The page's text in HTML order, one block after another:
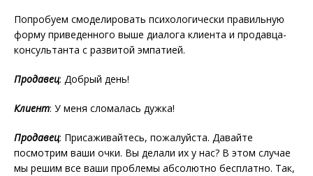
Попробуем смоделировать психологически правильную
форму приведенного выше диалога клиента и продавца-
консультанта с развитой эмпатией.
Продавец: Добрый день!
Клиент: У меня сломалась дужка!
Продавец: Присаживайтесь, пожалуйста. Давайте
посмотрим ваши очки. Вы делали их у нас? В этом случае
мы решим все ваши проблемы абсолютно бесплатно. Так,